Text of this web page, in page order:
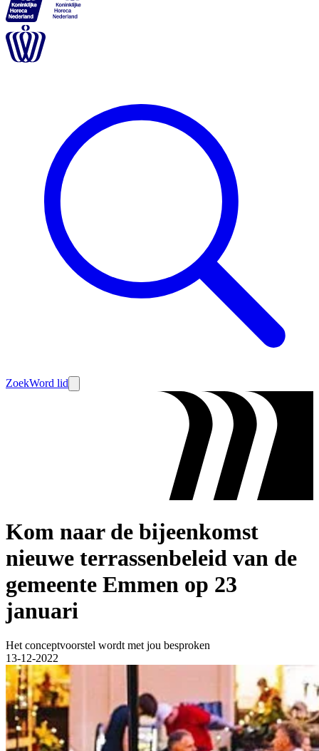
ZoekWord lid
Kom naar de bijeenkomst
nieuwe terrassenbeleid van de
gemeente Emmen op 23
januari
Het conceptvoorstel wordt met jou besproken
13-12-2022